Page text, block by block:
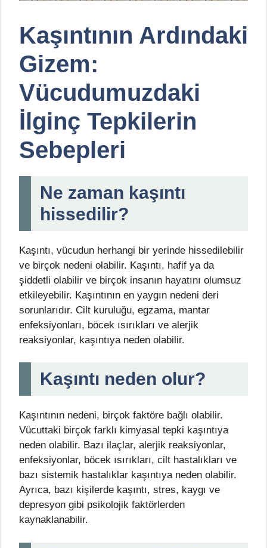
Kaşıntının Ardındaki
Gizem:
Vücudumuzdaki
İlginç Tepkilerin
Sebepleri
Ne zaman kaşıntı
hissedilir?
Kaşıntı, vücudun herhangi bir yerinde hissedilebilir
ve birçok nedeni olabilir. Kaşıntı, hafif ya da
şiddetli olabilir ve birçok insanın hayatını olumsuz
etkileyebilir. Kaşıntının en yaygın nedeni deri
sorunlarıdır. Cilt kuruluğu, egzama, mantar
enfeksiyonları, böcek ısırıkları ve alerjik
reaksiyonlar, kaşıntıya neden olabilir.
Kaşıntı neden olur?
Kaşıntının nedeni, birçok faktöre bağlı olabilir.
Vücuttaki birçok farklı kimyasal tepki kaşıntıya
neden olabilir. Bazı ilaçlar, alerjik reaksiyonlar,
enfeksiyonlar, böcek ısırıkları, cilt hastalıkları ve
bazı sistemik hastalıklar kaşıntıya neden olabilir.
Ayrıca, bazı kişilerde kaşıntı, stres, kaygı ve
depresyon gibi psikolojik faktörlerden
kaynaklanabilir.